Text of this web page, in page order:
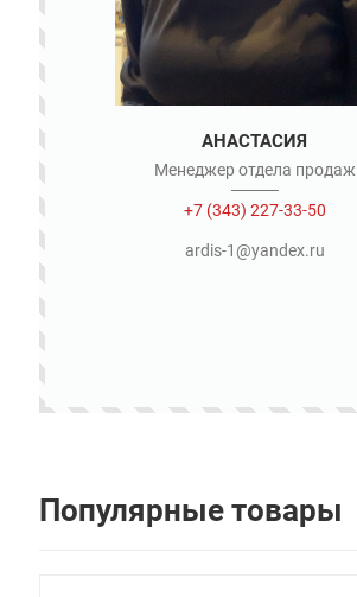
АНАСТАСИЯ
Менеджер отдела продаж
+7 (343) 227-33-50
ardis-1@yandex.ru
Популярные товары